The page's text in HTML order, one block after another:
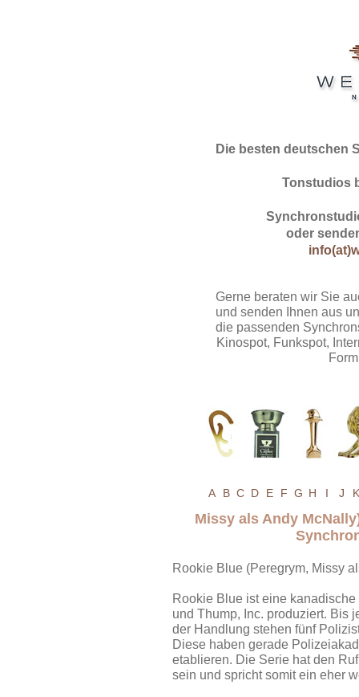
Die besten deutschen
Tonstudios
oder
Gerne beraten wir Sie
und senden Ihnen aus
die passenden
Kinospot, Funkspot,
A B C D E F G H I J K
Missy als Andy
Rookie Blue (Peregrym, Missy
Rookie Blue ist eine
und Thump, Inc. produziert. Bis
der Handlung stehen fünf
Diese haben gerade
etablieren. Die Serie hat den
sein und spricht somit ein eher